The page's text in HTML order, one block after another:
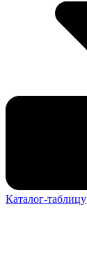
Каталог-таблицу